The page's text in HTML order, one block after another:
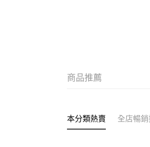
商品推薦
本分類熱賣 全店暢